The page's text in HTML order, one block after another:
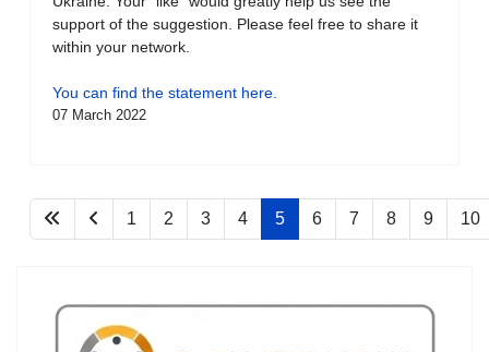
support of the suggestion. Please feel free to share it
within your network.
You can find the statement here.
07 March 2022
1 2 3 4 5 6 7 8 9 10